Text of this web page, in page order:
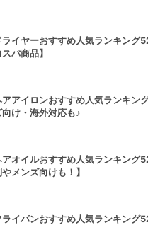
ライヤーおすすめ人気ランキング
スパ商品】
アアイロンおすすめ人気ランキン
向け・海外対応も♪
アオイルおすすめ人気ランキング
やメンズ向けも！】
ライパンおすすめ人気ランキング